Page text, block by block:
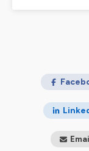
Hébergé par